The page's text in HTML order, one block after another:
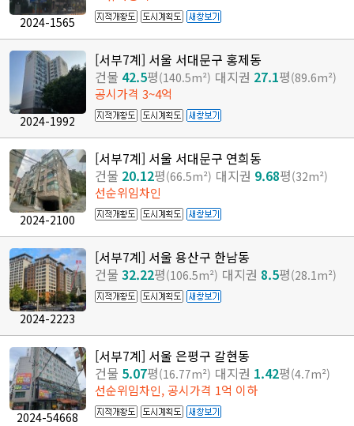
2024-1565
2024-1992
[서부7계] 서울 서대문구 홍제동
건물 42.5평(140.5m²) 대지권 27.1평(89.6m²)
공시가격 3~4억
2024-2100
[서부7계] 서울 서대문구 연희동
건물 20.12평(66.5m²) 대지권 9.68평(32m²)
선순위임차인
2024-2223
[서부7계] 서울 용산구 한남동
건물 32.22평(106.5m²) 대지권 8.5평(28.1m²)
2024-54668
[서부7계] 서울 은평구 갈현동
건물 5.07평(16.77m²) 대지권 1.42평(4.7m²)
선순위임차인, 공시가격 1억 이하